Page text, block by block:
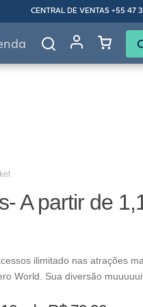
CENTRAL DE VENTAS +55 47
A partir de
ilimitado nas atrações
World. Sua diversão